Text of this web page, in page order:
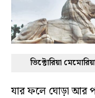
ভিক্টোরিয়া
যার ফলে ঘোড়া আর